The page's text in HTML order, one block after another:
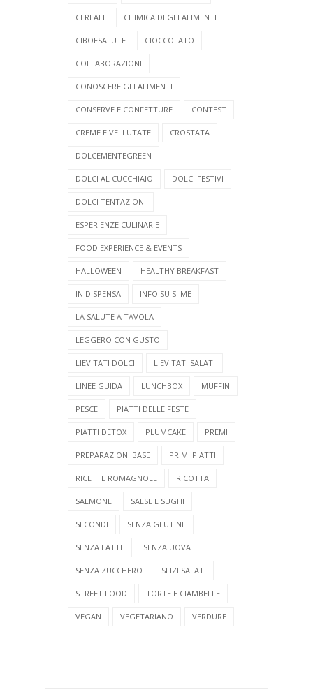
CEREALI CHIMICA DEGLI ALIMENTI
CIBOESALUTE CIOCCOLATO
COLLABORAZIONI
CONOSCERE GLI ALIMENTI
CONSERVE E CONFETTURE CONTEST
CREME E VELLUTATE CROSTATA
DOLCEMENTEGREEN
DOLCI AL CUCCHIAIO DOLCI FESTIVI
DOLCI TENTAZIONI
ESPERIENZE CULINARIE
FOOD EXPERIENCE & EVENTS
HALLOWEEN HEALTHY BREAKFAST
IN DISPENSA INFO SU SI ME
LA SALUTE A TAVOLA
LEGGERO CON GUSTO
LIEVITATI DOLCI LIEVITATI SALATI
LINEE GUIDA LUNCHBOX MUFFIN
PESCE PIATTI DELLE FESTE
PIATTI DETOX PLUMCAKE PREMI
PREPARAZIONI BASE PRIMI PIATTI
RICETTE ROMAGNOLE RICOTTA
SALMONE SALSE E SUGHI
SECONDI SENZA GLUTINE
SENZA LATTE SENZA UOVA
SENZA ZUCCHERO SFIZI SALATI
STREET FOOD TORTE E CIAMBELLE
VEGAN VEGETARIANO VERDURE